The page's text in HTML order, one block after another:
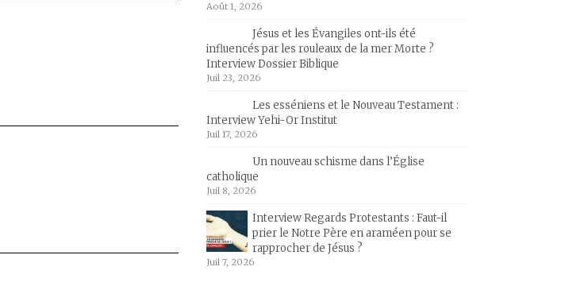
Août 1, 2026
Jésus et les Évangiles ont-ils été
influencés par les rouleaux de la mer Morte ?
Interview Dossier Biblique
Juil 23, 2026
Les esséniens et le Nouveau Testament :
Interview Yehi-Or Institut
Juil 17, 2026
Un nouveau schisme dans l’Église
catholique
Juil 8, 2026
Interview Regards Protestants : Faut-il
prier le Notre Père en araméen pour se
rapprocher de Jésus ?
Juil 7, 2026